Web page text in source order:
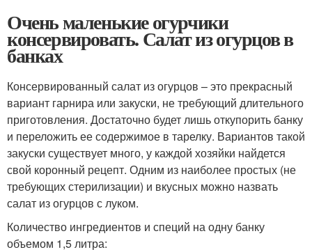
Очень маленькие огурчики
консервировать. Салат из огурцов в
банках
Консервированный салат из огурцов – это прекрасный
вариант гарнира или закуски, не требующий длительного
приготовления. Достаточно будет лишь откупорить банку
и переложить ее содержимое в тарелку. Вариантов такой
закуски существует много, у каждой хозяйки найдется
свой коронный рецепт. Одним из наиболее простых (не
требующих стерилизации) и вкусных можно назвать
салат из огурцов с луком.
Количество ингредиентов и специй на одну банку
объемом 1,5 литра: